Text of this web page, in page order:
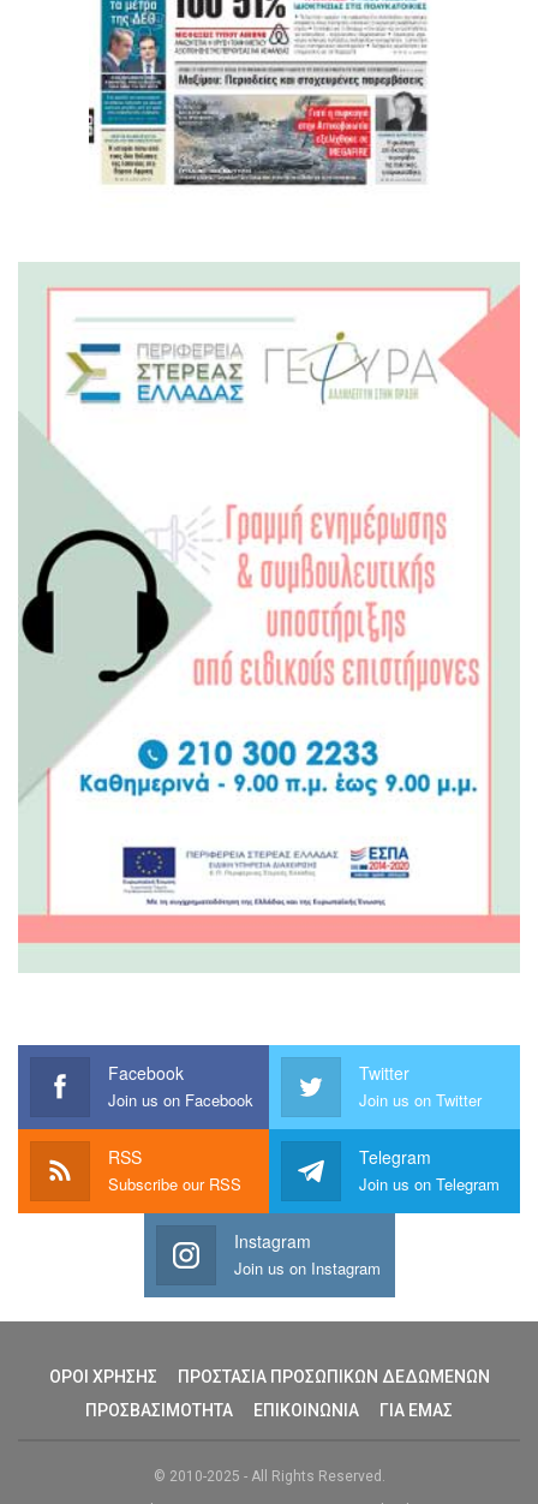
Facebook
Join us on Facebook
Twitter
Join us on Twitter
RSS
Subscribe our RSS
Telegram
Join us on Telegram
Instagram
Join us on Instagram
ΟΡΟΙ ΧΡΗΣΗΣ
ΠΡΟΣΤΑΣΙΑ ΠΡΟΣΩΠΙΚΩΝ ΔΕΔΩΜΕΝΩΝ
ΠΡΟΣΒΑΣΙΜΟΤΗΤΑ
ΕΠΙΚΟΙΝΩΝΙΑ ΓΙΑ ΕΜΑΣ
© 2010-2025 - All Rights Reserved.